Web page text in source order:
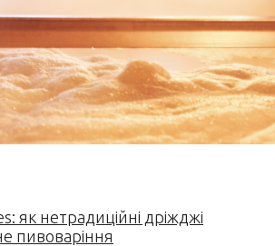
як нетрадиційні дріжджі
пивоваріння